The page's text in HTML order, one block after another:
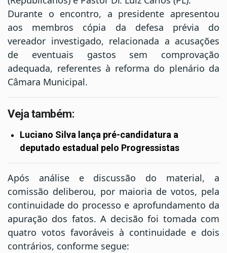
Durante o encontro, a presidente apresentou
aos membros cópia da defesa prévia do
vereador investigado, relacionada a acusações
de eventuais gastos sem comprovação
adequada, referentes à reforma do plenário da
Câmara Municipal.
Veja também:
Luciano Silva lança pré-candidatura a
deputado estadual pelo Progressistas
Após análise e discussão do material, a
comissão deliberou, por maioria de votos, pela
continuidade do processo e aprofundamento da
apuração dos fatos. A decisão foi tomada com
quatro votos favoráveis à continuidade e dois
contrários, conforme segue: